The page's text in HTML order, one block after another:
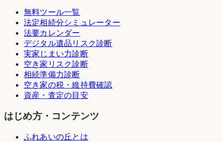
無料ツール一覧
法定相続分シミュレーター
法要カレンダー
デジタル遺品リスク診断
実家じまい力診断
空き家リスク診断
相続準備力診断
空き家の税・維持費確認
資産・査定の目安
はじめ方・コンテンツ
ふれあいの丘とは